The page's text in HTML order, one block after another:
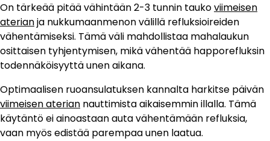
On tärkeää pitää vähintään 2-3 tunnin taukoviimeisen
aterianja nukkumaanmenon välillä refluksioireiden
vähentämiseksi. Tämä väli mahdollistaa mahalaukun
osittaisen tyhjentymisen, mikä vähentää happorefluksin
todennäköisyyttä unen aikana.
Optimaalisen ruoansulatuksen kannalta harkitse päivän
viimeisen aterian nauttimista aikaisemmin illalla. Tämä
käytäntö ei ainoastaan auta vähentämään refluksia,
vaan myös edistää parempaa unen laatua.